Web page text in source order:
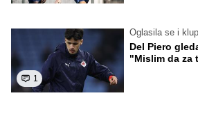
1
Oglasila se i
Del Piero
"Mislim da za